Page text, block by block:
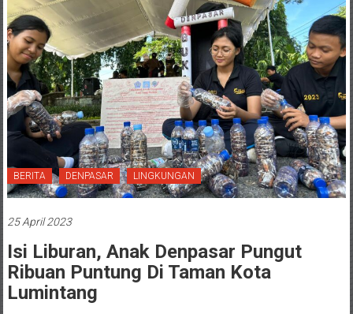
BERITA DENPASAR LINGKUNGAN
25 April 2023
Isi Liburan, Anak Denpasar Pungut
Ribuan Puntung Di Taman Kota
Lumintang